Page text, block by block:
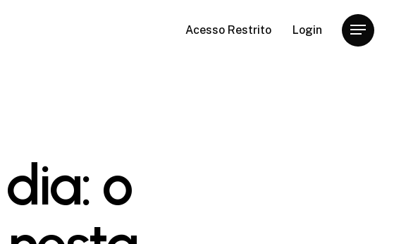
Acesso Restrito Login Menu
o